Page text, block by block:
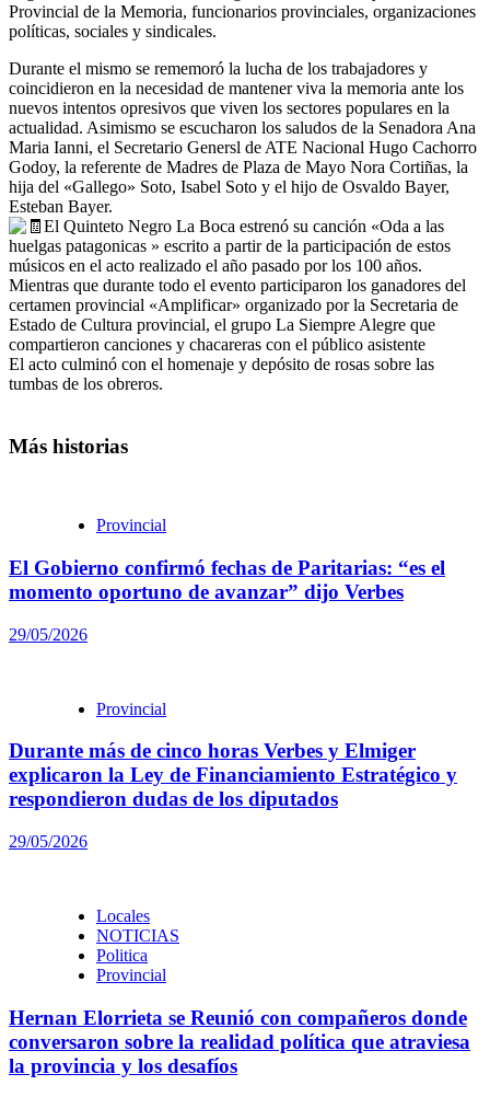
Provincial de la Memoria, funcionarios provinciales, organizaciones
políticas, sociales y sindicales.
Durante el mismo se rememoró la lucha de los trabajadores y
coincidieron en la necesidad de mantener viva la memoria ante los
nuevos intentos opresivos que viven los sectores populares en la
actualidad. Asimismo se escucharon los saludos de la Senadora Ana
Maria Ianni, el Secretario Genersl de ATE Nacional Hugo Cachorro
Godoy, la referente de Madres de Plaza de Mayo Nora Cortiñas, la
hija del «Gallego» Soto, Isabel Soto y el hijo de Osvaldo Bayer,
Esteban Bayer.
El Quinteto Negro La Boca estrenó su canción «Oda a las
huelgas patagonicas » escrito a partir de la participación de estos
músicos en el acto realizado el año pasado por los 100 años.
Mientras que durante todo el evento participaron los ganadores del
certamen provincial «Amplificar» organizado por la Secretaria de
Estado de Cultura provincial, el grupo La Siempre Alegre que
compartieron canciones y chacareras con el público asistente
El acto culminó con el homenaje y depósito de rosas sobre las
tumbas de los obreros.
Más historias
Provincial
El Gobierno confirmó fechas de Paritarias: “es el
momento oportuno de avanzar” dijo Verbes
29/05/2026
Provincial
Durante más de cinco horas Verbes y Elmiger
explicaron la Ley de Financiamiento Estratégico y
respondieron dudas de los diputados
29/05/2026
Locales
NOTICIAS
Politica
Provincial
Hernan Elorrieta se Reunió con compañeros donde
conversaron sobre la realidad política que atraviesa
la provincia y los desafíos